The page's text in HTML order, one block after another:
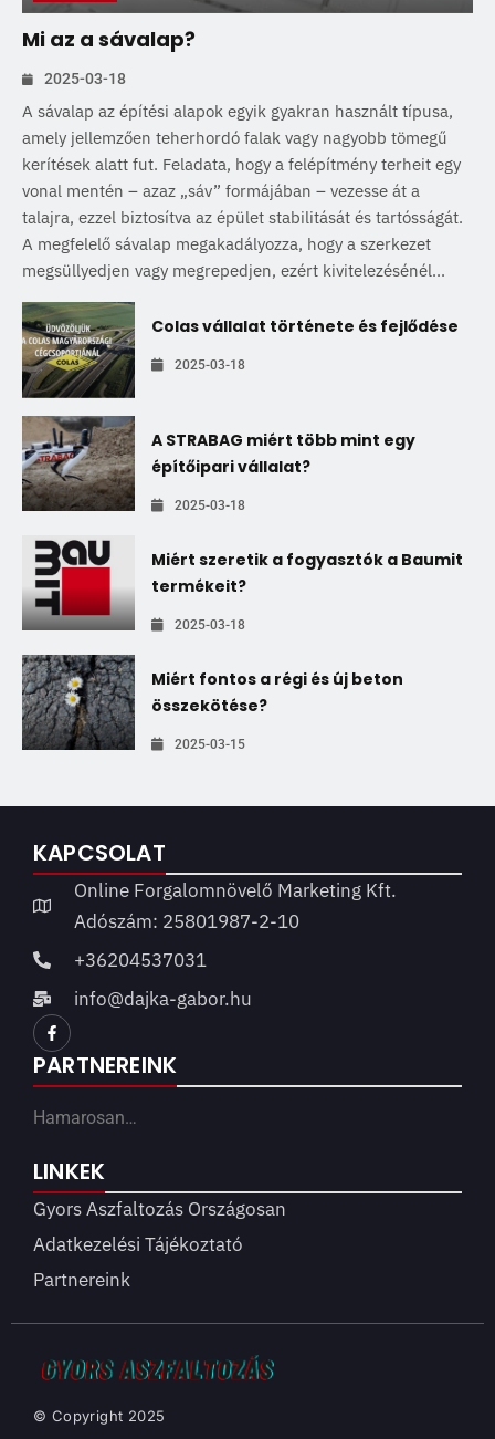
Mi az a sávalap?
2025-03-18
A sávalap az építési alapok egyik gyakran használt típusa,
amely jellemzően teherhordó falak vagy nagyobb tömegű
kerítések alatt fut. Feladata, hogy a felépítmény terheit egy
vonal mentén – azaz „sáv” formájában – vezesse át a
talajra, ezzel biztosítva az épület stabilitását és tartósságát.
A megfelelő sávalap megakadályozza, hogy a szerkezet
megsüllyedjen vagy megrepedjen, ezért kivitelezésénél...
Colas vállalat története és fejlődése
2025-03-18
A STRABAG miért több mint egy
építőipari vállalat?
2025-03-18
Miért szeretik a fogyasztók a Baumit
termékeit?
2025-03-18
Miért fontos a régi és új beton
összekötése?
2025-03-15
KAPCSOLAT
Online Forgalomnövelő Marketing Kft.
Adószám: 25801987-2-10
+36204537031
info@dajka-gabor.hu
PARTNEREINK
Hamarosan…
LINKEK
Gyors Aszfaltozás Országosan
Adatkezelési Tájékoztató
Partnereink
© Copyright 2025